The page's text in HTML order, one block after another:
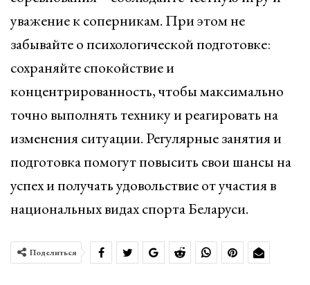
уважение к соперникам. При этом не
забывайте о психологической подготовке:
сохраняйте спокойствие и
концентрированность, чтобы максимально
точно выполнять технику и реагировать на
изменения ситуации. Регулярные занятия и
подготовка помогут повысить свои шансы на
успех и получать удовольствие от участия в
национальных видах спорта Беларуси.
Поделиться